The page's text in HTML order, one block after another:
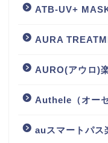
ATB-UV+
AURA
AURO(アウロ)
Authele（オー
auスマートパス